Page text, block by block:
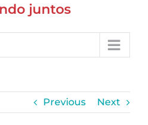
juntos
Previous Next